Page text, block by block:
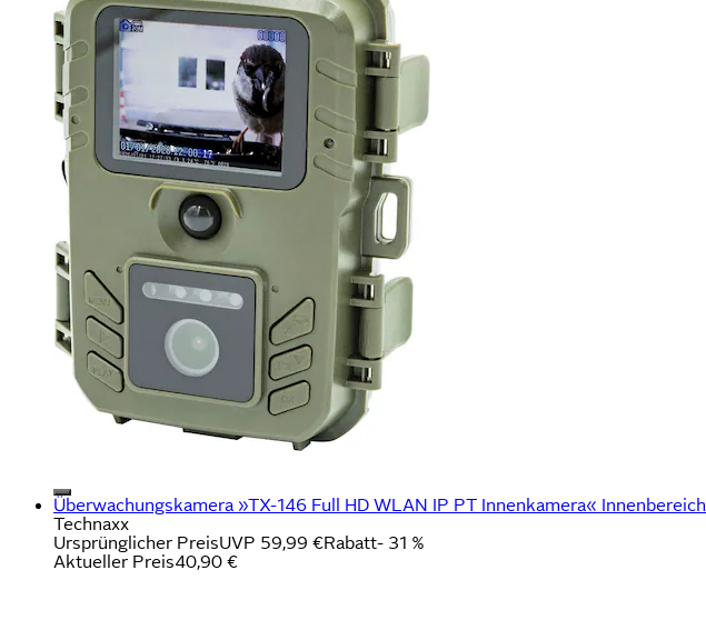
Überwachungskamera »TX-146 Full HD WLAN IP PT Innenkamera« Innenbereich
Technaxx
Ursprünglicher PreisUVP 59,99 €Rabatt- 31 %
Aktueller Preis40,90 €